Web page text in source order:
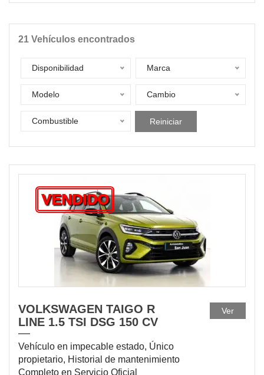
21 Vehículos encontrados
Disponibilidad Marca
Modelo Cambio
Combustible Reiniciar
VENDIDO
VOLKSWAGEN TAIGO R
LINE 1.5 TSI DSG 150 CV
Vehículo en impecable estado, Único
propietario, Historial de mantenimiento
Completo en Servicio Oficial
Ver